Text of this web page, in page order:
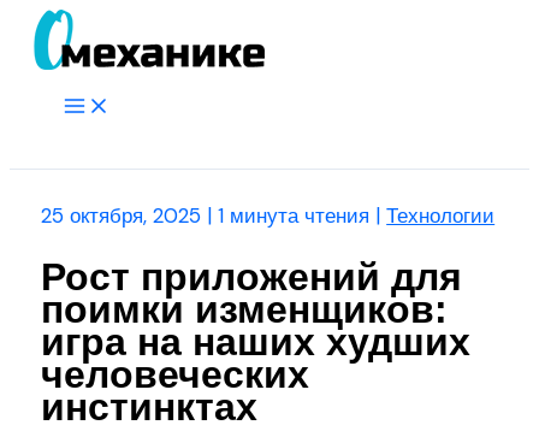
Перейти
Main
25 октября, 2025 |1 минута чтения |Технологии
Рост приложений для
поимки изменщиков:
игра на наших худших
человеческих
инстинктах